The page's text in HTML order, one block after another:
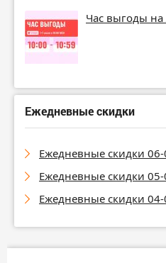
Час выгоды на
Ежедневные скидки
Ежедневные скидки
Ежедневные скидки
Ежедневные скидки